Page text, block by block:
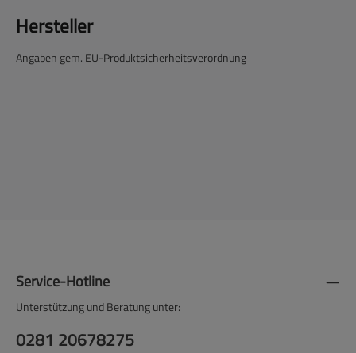
Hersteller
Angaben gem. EU-Produktsicherheitsverordnung
Service-Hotline
Unterstützung und Beratung unter:
0281 20678275